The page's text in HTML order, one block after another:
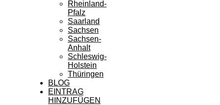
Rheinland-
Pfalz
Saarland
Sachsen
Sachsen-
Anhalt
Schleswig-
Holstein
Thüringen
BLOG
EINTRAG
HINZUFÜGEN